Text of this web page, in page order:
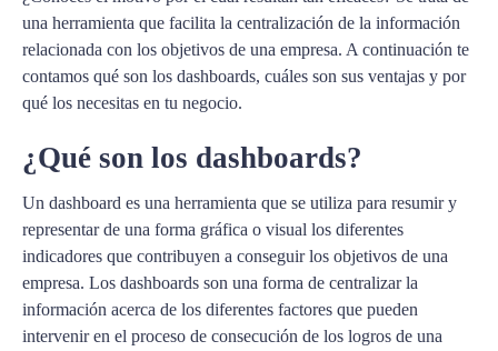
una herramienta que facilita la centralización de la información
relacionada con los objetivos de una empresa. A continuación te
contamos qué son los dashboards, cuáles son sus ventajas y por
qué los necesitas en tu negocio.
¿Qué son los dashboards?
Un dashboard es una herramienta que se utiliza para resumir y
representar de una forma gráfica o visual los diferentes
indicadores que contribuyen a conseguir los objetivos de una
empresa. Los dashboards son una forma de centralizar la
información acerca de los diferentes factores que pueden
intervenir en el proceso de consecución de los logros de una